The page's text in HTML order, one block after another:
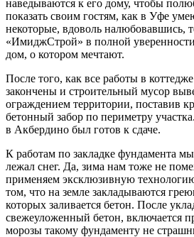
наведываются к его дому, чтобы
показать своим гостям, как в Уфе
некоторые, вдоволь налюбовавшись,
«ИмиджСтрой» в полной
дом, о котором мечтают.
После того, как все работы в
закончены и строительный мусор
ограждением территории, поставив
бетонный забор по периметру
в Акбердино был готов к сдаче.
К работам по закладке фундамента
лежал снег. Да, зима нам тоже не
применяем эксклюзивную
том, что на земле закладываются
которых заливается бетон. После
свежеуложенный бетон, включается
морозы такому фундаменту не